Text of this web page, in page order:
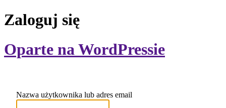
Zaloguj się
Oparte na WordPressie
Nazwa użytkownika lub adres email